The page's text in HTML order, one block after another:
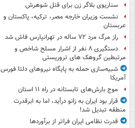
سناریوی بلاگر زن برای قتل شوهرش
نشست وزیران خارجه مصر، ترکیه، پاکستان و
عربستان
راز مرگ مرد ۷۲ ساله در تهرانپارس فاش شد
دستگیری ۸ نفر از اشرار مسلح شاخص و
مرتبطین گروهک های تروریستی
شبیه‌سازی حمله به پایگاه نیروهای دلتا فورس
آمریکا
موج بارش‌های تابستانه در راه ۱۱ استان
قرار بود ایران به زانو درآید، اما به ابرقدرت
منطقه تبدیل شد!
قدرت نظامی ایران فراتر از برآوردها